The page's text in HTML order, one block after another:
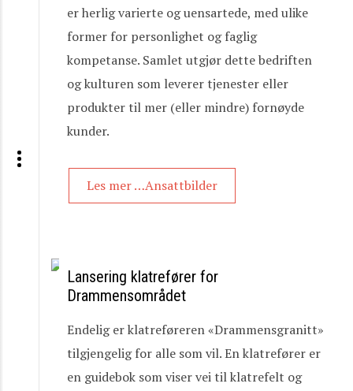
er herlig varierte og uensartede, med ulike
former for personlighet og faglig
kompetanse. Samlet utgjør dette bedriften
og kulturen som leverer tjenester eller
produkter til mer (eller mindre) fornøyde
kunder.
Les mer …Ansattbilder
Lansering klatrefører for
Drammensområdet
Endelig er klatreføreren «Drammensgranitt»
tilgjengelig for alle som vil. En klatrefører er
en guidebok som viser vei til klatrefelt og